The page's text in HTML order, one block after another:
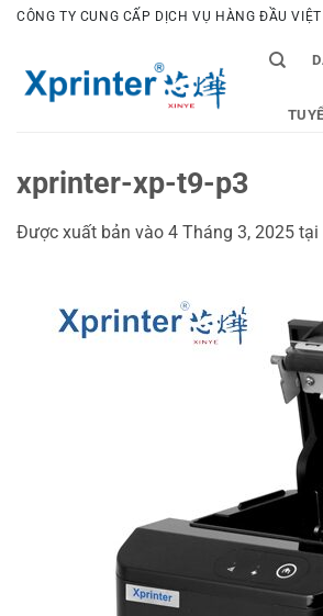
Bỏ
dung
CÔNG TY CUNG CẤP DỊCH VỤ HÀNG ĐẦU
xprinter-xp-t9-p3
Được xuất bản vào 4 Tháng 3, 2025 tại